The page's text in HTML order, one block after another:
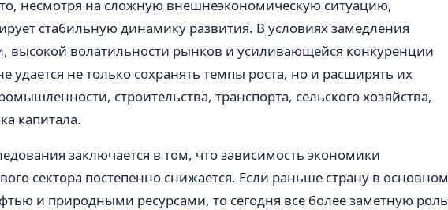
несмотря на сложную внешнеэкономическую ситуацию,
стабильную динамику развития. В условиях замедления
высокой волатильности рынков и усиливающейся конкуренции
удается не только сохранять темпы роста, но и расширять их
строительства, транспорта, сельского хозяйства,
капитала.
заключается в том, что зависимость экономики
сектора постепенно снижается. Если раньше страну в основном
и природными ресурсами, то сегодня все более заметную роль